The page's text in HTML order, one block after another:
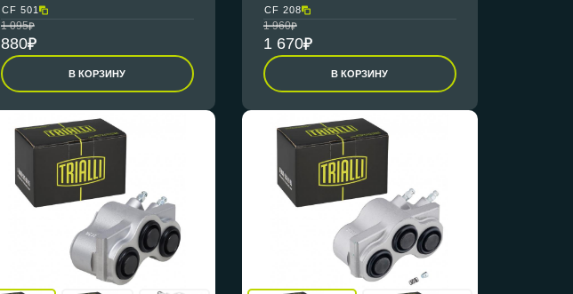
CF 501
1 095
880
В КОРЗИНУ
CF 208
1 960
1 670
В КОРЗИНУ